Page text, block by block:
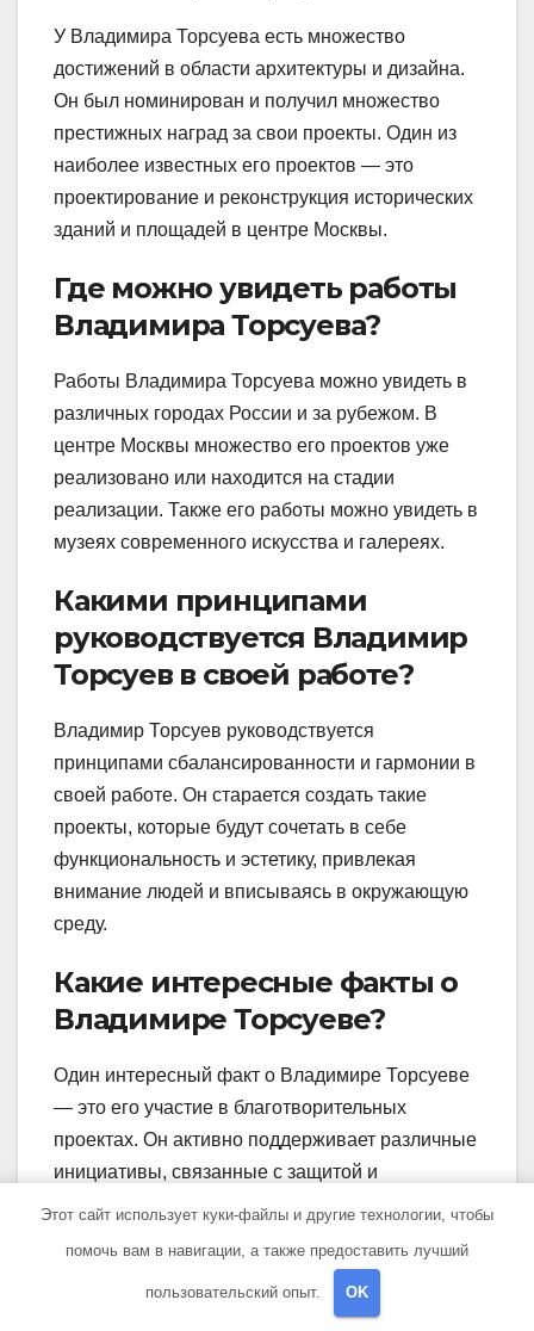
У Владимира Торсуева есть множество
достижений в области архитектуры и дизайна.
Он был номинирован и получил множество
престижных наград за свои проекты. Один из
наиболее известных его проектов — это
проектирование и реконструкция исторических
зданий и площадей в центре Москвы.
Где можно увидеть работы
Владимира Торсуева?
Работы Владимира Торсуева можно увидеть в
различных городах России и за рубежом. В
центре Москвы множество его проектов уже
реализовано или находится на стадии
реализации. Также его работы можно увидеть в
музеях современного искусства и галереях.
Какими принципами
руководствуется Владимир
Торсуев в своей работе?
Владимир Торсуев руководствуется
принципами сбалансированности и гармонии в
своей работе. Он старается создать такие
проекты, которые будут сочетать в себе
функциональность и эстетику, привлекая
внимание людей и вписываясь в окружающую
среду.
Какие интересные факты о
Владимире Торсуеве?
Один интересный факт о Владимире Торсуеве
— это его участие в благотворительных
проектах. Он активно поддерживает различные
инициативы, связанные с защитой и
восстановлением культурного наследия. Также
поделиться своими знаниями и опытом с
другими людьми.
Этот сайт использует куки-файлы и другие технологии, чтобы
помочь вам в навигации, а также предоставить лучший
пользовательский опыт. OK